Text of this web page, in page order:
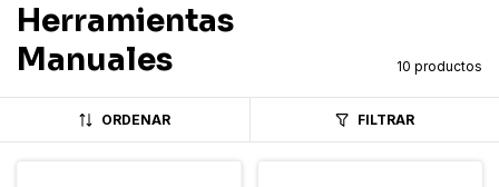
Herramientas
Manuales
10 productos
ORDENAR FILTRAR